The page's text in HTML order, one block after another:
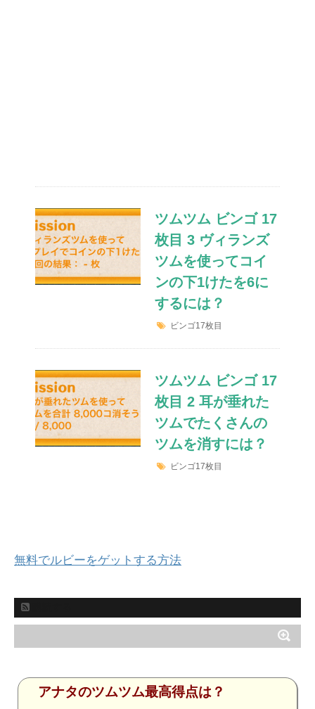
ツムツム ビンゴ 17
枚目 3 ヴィランズ
ツムを使ってコイ
ンの下1けたを6に
するには？
ビンゴ17枚目
ツムツム ビンゴ 17
枚目 2 耳が垂れた
ツムでたくさんの
ツムを消すには？
ビンゴ17枚目
無料でルビーをゲットする方法
アナタのツムツム最高得点は？